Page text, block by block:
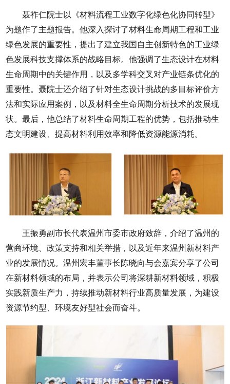
聂祚仁院士以《材料流程工业数字化绿色化协同转型》
为题作了主题报告。他深入探讨了材料生命周期工程和工业
绿色发展的重要性，提出了建立我国自主创新特色的工业绿
色发展科技支撑体系的战略目标。他强调了生态设计在材料
生命周期中的关键作用，以及多学科交叉对产业链条优化的
重要性。聂院士还介绍了针对生态设计挑战的多目标评价方
法和实际应用案例，以及材料全生命周期分析技术的发展现
状。最后，他总结了材料生命周期工程的优势，包括推动生
态文明建设、提高材料利用效率和降低资源能源消耗。
王振勇副市长代表温州市委市政府致辞，介绍了温州的
营商环境、政策支持和相关举措，以及近年来温州新材料产
业的发展情况。温州宏丰董事长陈晓向与会嘉宾分享了公司
在新材料领域的布局，并表示公司将深耕新材料领域，积极
实践新质生产力，持续推动新材料行业高质量发展，为建设
资源节约型、环境友好型社会而奋斗。